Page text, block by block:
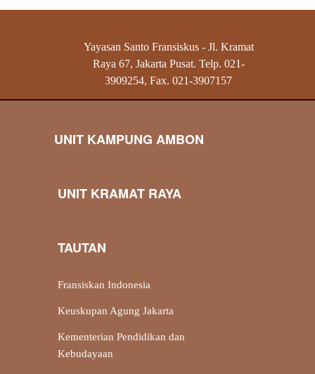
Yayasan Santo Fransiskus - Jl. Kramat
Raya 67, Jakarta Pusat. Telp. 021-
3909254, Fax. 021-3907157
UNIT KAMPUNG AMBON
UNIT KRAMAT RAYA
TAUTAN
Fransiskan Indonesia
Keuskupan Agung Jakarta
Kementerian Pendidikan dan
Kebudayaan